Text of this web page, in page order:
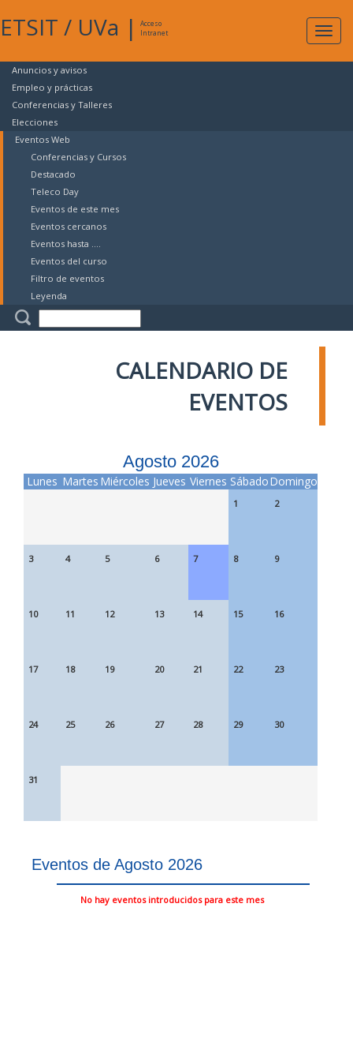
ETSIT / UVa |
Acceso
Intranet
Anuncios y avisos
Empleo y prácticas
Conferencias y Talleres
Elecciones
Eventos Web
Conferencias y Cursos
Destacado
Teleco Day
Eventos de este mes
Eventos cercanos
Eventos hasta ....
Eventos del curso
Filtro de eventos
Leyenda
CALENDARIO DE
EVENTOS
Agosto 2026
Lunes Martes Miércoles Jueves Viernes SábadoDomingo
1 2
3 4 5 6 7 8 9
10 11 12 13 14 15 16
17 18 19 20 21 22 23
24 25 26 27 28 29 30
31
Eventos de Agosto 2026
No hay eventos introducidos para este mes